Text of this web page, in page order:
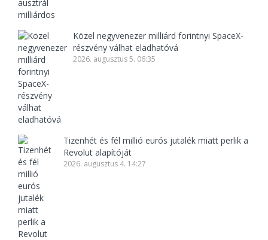
Közel negyvenezer milliárd forintnyi SpaceX-
részvény válhat eladhatóvá
2026. augusztus 5. 06:35
Tizenhét és fél millió eurós jutalék miatt perlik a
Revolut alapítóját
2026. augusztus 4. 14:27